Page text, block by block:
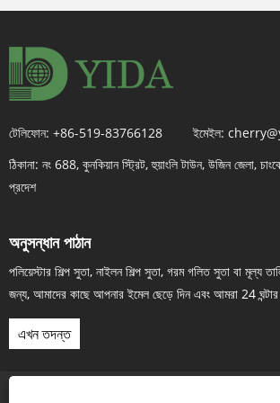
টেলিফোন: +86-519-83766128 ইমেইল:
ঠিকানা: নং 688, কুনকিয়ান স্ট্রিট, হুয়াংলি টাউন, উজিন জেলা,
প্রদেশ
অনুসন্ধান পাঠান
পলিয়েস্টার শিল্প সুতা, নাইলন শিল্প সুতা, গরম গলিত সুতা বা মূল্য
জন্য, আমাদের কাছে আপনার ইমেল ছেড়ে দিন এবং আমরা 24
এখন তদন্ত